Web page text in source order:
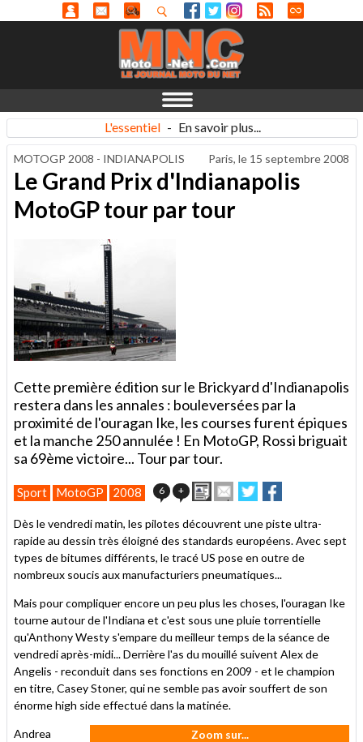
L'essentiel - En savoir plus...
MOTOGP 2008 - INDIANAPOLIS Paris, le 15 septembre 2008
Le Grand Prix d'Indianapolis
MotoGP tour par tour
Cette première édition sur le Brickyard d'Indianapolis
restera dans les annales : bouleversées par la
proximité de l'ouragan Ike, les courses furent épiques
et la manche 250 annulée ! En MotoGP, Rossi briguait
sa 69ème victoire... Tour par tour.
Sport MotoGP 2008 6 + ImprimerEnvoyer
cet
à
un
ami
Partager
sur
sur
Dès le vendredi matin, les pilotes découvrent une piste ultra-
rapide au dessin très éloigné des standards européens. Avec sept
types de bitumes différents, le tracé US pose en outre de
nombreux soucis aux manufacturiers pneumatiques...
Mais pour compliquer encore un peu plus les choses, l'ouragan Ike
tourne autour de l'Indiana et c'est sous une pluie torrentielle
qu'Anthony Westy s'empare du meilleur temps de la séance de
vendredi après-midi... Derrière l'as du mouillé suivent Alex de
Angelis - reconduit dans ses fonctions en 2009 - et le champion
en titre, Casey Stoner, qui ne semble pas avoir souffert de son
énorme high side effectué dans la matinée.
Zoom sur...
Andrea